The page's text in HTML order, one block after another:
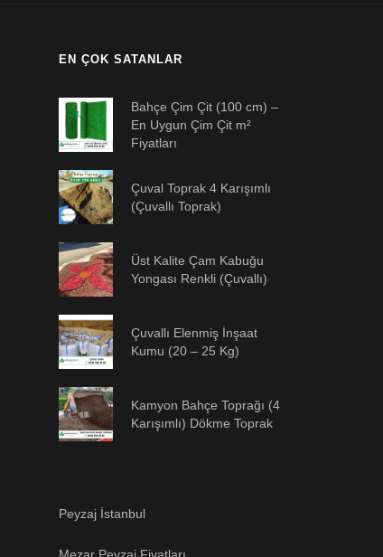
EN ÇOK SATANLAR
Bahçe Çim Çit (100 cm) –
En Uygun Çim Çit m²
Fiyatları
Çuval Toprak 4 Karışımlı
(Çuvallı Toprak)
Üst Kalite Çam Kabuğu
Yongası Renkli (Çuvallı)
Çuvallı Elenmiş İnşaat
Kumu (20 – 25 Kg)
Kamyon Bahçe Toprağı (4
Karışımlı) Dökme Toprak
Peyzaj İstanbul
Mezar Peyzaj Fiyatları